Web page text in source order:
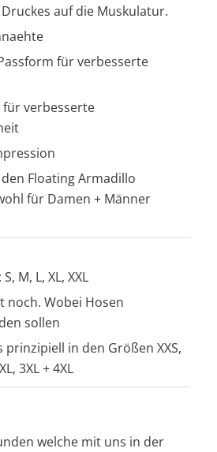
auf die Muskulatur.
für verbesserte
für verbesserte
Floating Armadillo
für Damen + Männer
M, L, XL, XXL
noch. Wobei Hosen
sollen
prinzipiell in den Größen XXS,
3XL + 4XL
welche mit uns in der